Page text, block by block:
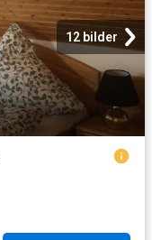
12 bilder